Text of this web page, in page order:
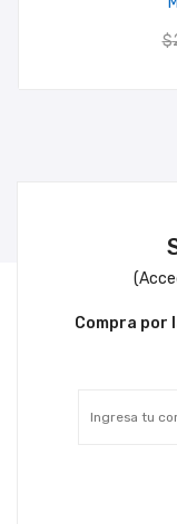
$
Compra por